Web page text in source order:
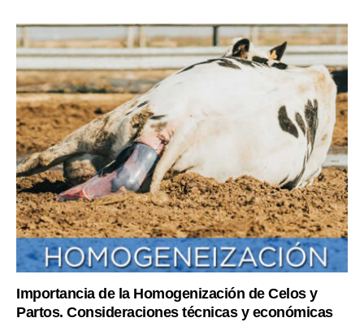
Importancia de la Homogenización de Celos y
Partos. Consideraciones técnicas y económicas